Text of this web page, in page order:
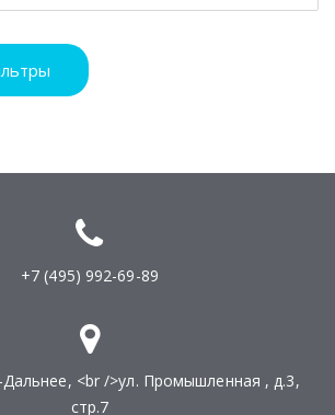
+7 (495) 992-69-89
<br />ул. Промышленная , д.3,
стр.7